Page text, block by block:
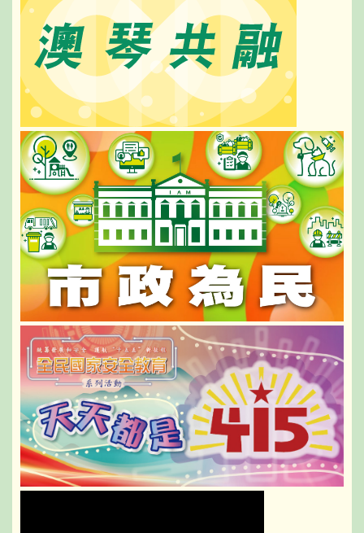
他勉勵特區政府全體公務人員，面對世界變
局的加速演進，必須堅決維護國家主權、安
全和發展利益，順應時代發展的變化，主動
求變、積極創新，充分發揮澳門“一國兩制”
的獨特優勢，更主動融入和服務國家發展大
局。同時，要按照特區政府施政要求，加強
統籌協調，全力支持配合下階段的深化公共
行政改革，着力提高特區治理效能，切實辦
好民生實事，加力推動經濟適度多元發展，
全力實現法治澳門、活力澳門、文化澳門、
幸福澳門的美好願景，期望各位公務人員繼
續奮發有為，為特區各項事業高質量發展努
力，為“一國兩制”行穩致遠貢獻自己的力
量。
段傾聽民意，將“服務為本”理念融入各項工
作，以改革創新精神提升行政效能與服務質
量。
陪同視察的還包括行政法務司司長辦公室主
任曾翔及司長辦公室多名顧問。